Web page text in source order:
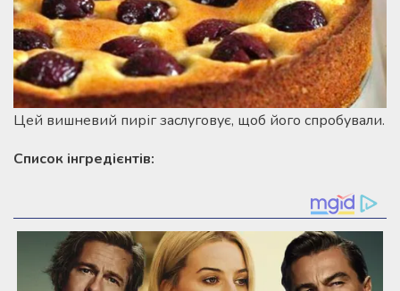
Цей вишневий пиріг заслуговує, щоб його спробували.
Список інгредієнтів: